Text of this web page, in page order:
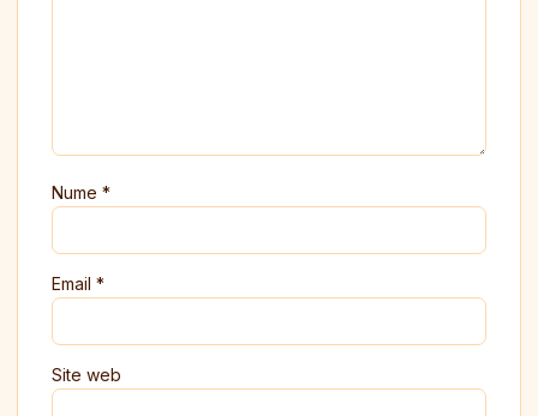
Nume *
Email *
Site web